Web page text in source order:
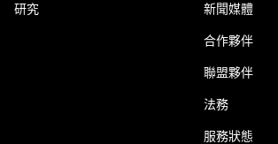
研究 新聞媒體
合作夥伴
聯盟夥伴
法務
服務狀態